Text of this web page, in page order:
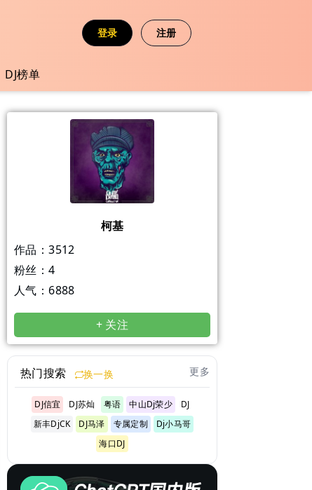
登录 注册
DJ榜单
柯基
作品：3512
粉丝：4
人气： 6888
+ 关注
热门搜索 换一换 更多
DJ信宜 DJ苏灿 粤语 中山Dj荣少
DJ
新丰DjCK
DJ马泽 专属定制
Dj小马哥
海口DJ